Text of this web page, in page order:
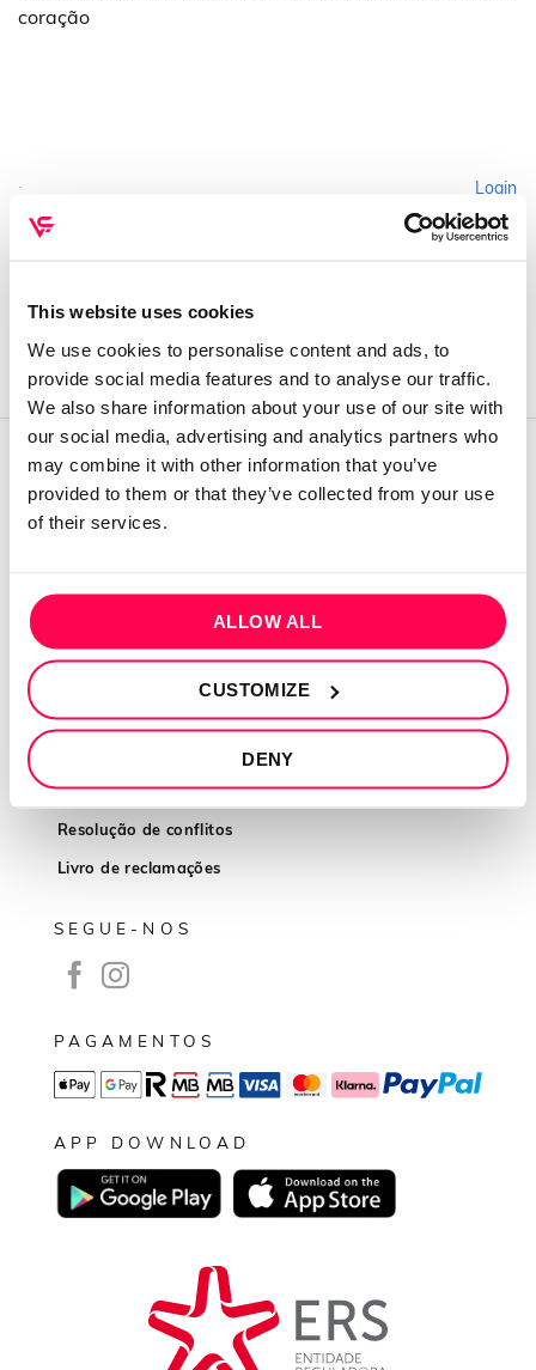
This website uses cookies
We use cookies to personalise content and ads, to
provide social media features and to analyse our traffic.
We also share information about your use of our site with
our social media, advertising and analytics partners who
may combine it with other information that you’ve
provided to them or that they’ve collected from your use
of their services.
ALLOW ALL
CUSTOMIZE
DENY
coração
Login
QUEM SOMOS
Sobre mim
Recuperar Password
Termos e condições
Resolução de conflitos
Livro de reclamações
SEGUE-NOS
PAGAMENTOS
APP DOWNLOAD